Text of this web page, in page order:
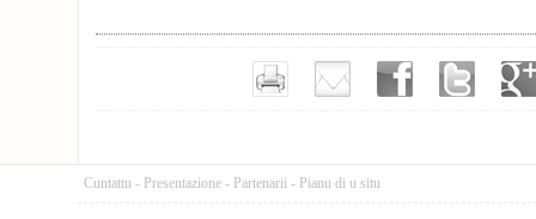
Cuntattu - Presentazione - Partenarii - Pianu di u situ